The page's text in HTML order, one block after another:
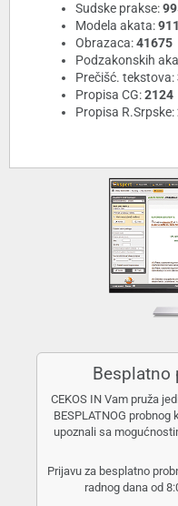
Sudske prakse:
Modela akata:911
Obrazaca:41675
Podzakonskih
Prečišć. tekstova:
Propisa CG:2124
Propisa R.Srpske:
Besplatno
CEKOS IN Vam pruža
BESPLATNOG
upoznali sa
Prijavu za besplatno
radnog dana od